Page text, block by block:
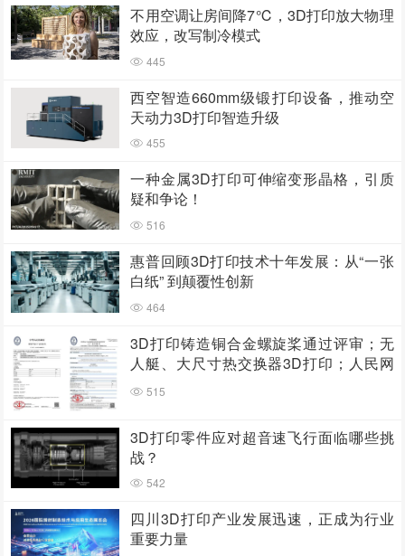
不用空调让房间降7℃，3D打印放大物理
效应，改写制冷模式
445
西空智造660mm级锻打印设备，推动空
天动力3D打印智造升级
455
一种金属3D打印可伸缩变形晶格，引质
疑和争论！
516
惠普回顾3D打印技术十年发展：从“一张
白纸” 到颠覆性创新
464
3D打印铸造铜合金螺旋桨通过评审；无
人艇、大尺寸热交换器3D打印；人民网
报道两家3D打印企业
515
3D打印零件应对超音速飞行面临哪些挑
战？
542
四川3D打印产业发展迅速，正成为行业
重要力量